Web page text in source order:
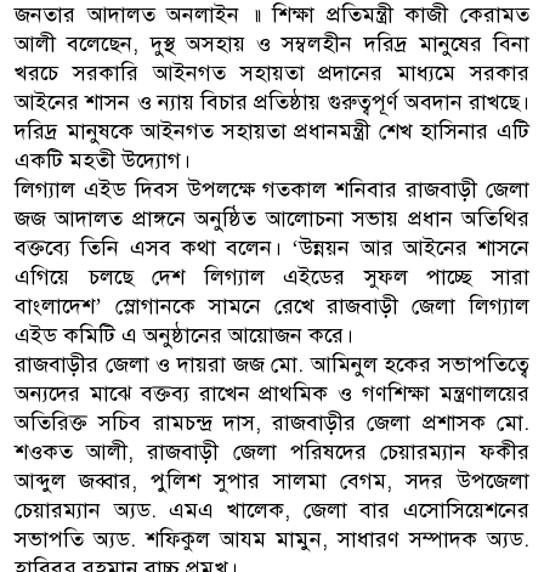
জনতার আদালত অনলাইন ॥ শিক্ষা প্রতিমন্ত্রী কাজী কেরামত
আলী বলেছেন, দুস্থ অসহায় ও সম্বলহীন দরিদ্র মানুষের বিনা
খরচে সরকারি আইনগত সহায়তা প্রদানের মাধ্যমে সরকার
আইনের শাসন ও ন্যায় বিচার প্রতিষ্ঠায় গুরুত্বপূর্ণ অবদান রাখছে।
দরিদ্র মানুষকে আইনগত সহায়তা প্রধানমন্ত্রী শেখ হাসিনার এটি
একটি মহতী উদ্যোগ।
লিগ্যাল এইড দিবস উপলক্ষে গতকাল শনিবার রাজবাড়ী জেলা
জজ আদালত প্রাঙ্গনে অনুষ্ঠিত আলোচনা সভায় প্রধান অতিথির
বক্তব্যে তিনি এসব কথা বলেন। ‘উন্নয়ন আর আইনের শাসনে
এগিয়ে চলছে দেশ লিগ্যাল এইডের সুফল পাচ্ছে সারা
বাংলাদেশ’ স্লোগানকে সামনে রেখে রাজবাড়ী জেলা লিগ্যাল
এইড কমিটি এ অনুষ্ঠানের আয়োজন করে।
রাজবাড়ীর জেলা ও দায়রা জজ মো. আমিনুল হকের সভাপতিত্বে
অন্যদের মাঝে বক্তব্য রাখেন প্রাথমিক ও গণশিক্ষা মন্ত্রণালয়ের
অতিরিক্ত সচিব রামচন্দ্র দাস, রাজবাড়ীর জেলা প্রশাসক মো.
শওকত আলী, রাজবাড়ী জেলা পরিষদের চেয়ারম্যান ফকীর
আব্দুল জব্বার, পুলিশ সুপার সালমা বেগম, সদর উপজেলা
চেয়ারম্যান অ্যড. এমএ খালেক, জেলা বার এসোসিয়েশনের
সভাপতি অ্যড. শফিকুল আযম মামুন, সাধারণ সম্পাদক অ্যড.